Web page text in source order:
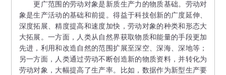
更广范围的劳动对象是新质生产力的物质基础。劳动对
象是生产活动的基础和前提。得益于科技创新的广度延伸、
深度拓展、精度提高和速度加快，劳动对象的种类和形态大
大拓展。一方面，人类从自然界获取物质和能量的手段更加
先进，利用和改造自然的范围扩展至深空、深海、深地等；
另一方面，人类通过劳动不断创造新的物质资料，并转化为
劳动对象，大幅提高了生产率。比如，数据作为新型生产要